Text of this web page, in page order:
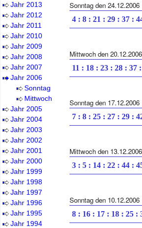
Jahr 2013
Jahr 2012
Jahr 2011
Jahr 2010
Jahr 2009
Jahr 2008
Jahr 2007
Jahr 2006
Sonntag
Mittwoch
Jahr 2005
Jahr 2004
Jahr 2003
Jahr 2002
Jahr 2001
Jahr 2000
Jahr 1999
Jahr 1998
Jahr 1997
Jahr 1996
Jahr 1995
Jahr 1994
Sonntag den 24.12.2006
4 : 8 : 21 : 29 : 37 :
Mittwoch den 20.12.2006
11 : 18 : 23 : 28 : 37
Sonntag den 17.12.2006
7 : 8 : 25 : 27 : 29 :
Mittwoch den 13.12.2006
3 : 5 : 14 : 22 : 44 :
Sonntag den 10.12.2006
8 : 16 : 17 : 18 : 25 :